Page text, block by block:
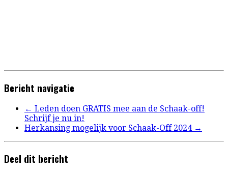
Bericht navigatie
← Leden doen GRATIS mee aan de Schaak-off!
Schrijf je nu in!
Herkansing mogelijk voor Schaak-Off 2024 →
Deel dit bericht